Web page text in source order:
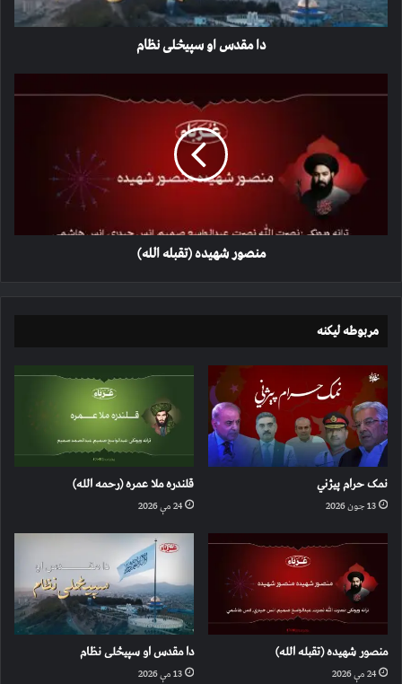
دا مقدس او سپیڅلی نظام
شهیده
منصور شهیده (تقبله الله)
مربوطه لیکنه
نمک حرام پیژني
13 جون 2026
قلندره ملا عمره (رحمه الله)
24 مې 2026
منصور شهیده (تقبله الله)
24 مې 2026
دا مقدس او سپیڅلی نظام
13 مې 2026